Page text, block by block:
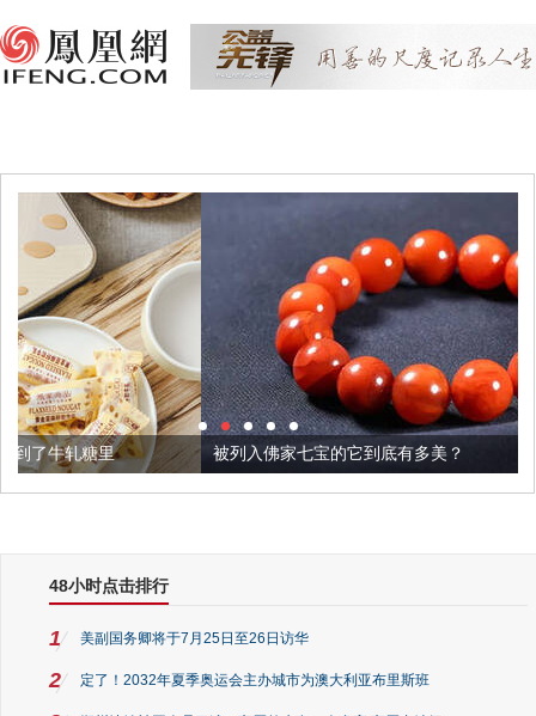
被列入佛家七宝的它到底有多美？
48小时点击排行
1 美副国务卿将于7月25日至26日访华
2 定了！2032年夏季奥运会主办城市为澳大利亚布里斯班